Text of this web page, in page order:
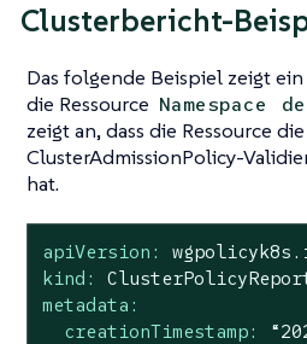
Clusterbericht-
Das folgende Beispiel zeigt ein
die Ressource Namespace
zeigt an, dass die Ressource die
ClusterAdmissionPolicy-
hat.
apiVersion:
kind:
metadata:
creationTimestamp: